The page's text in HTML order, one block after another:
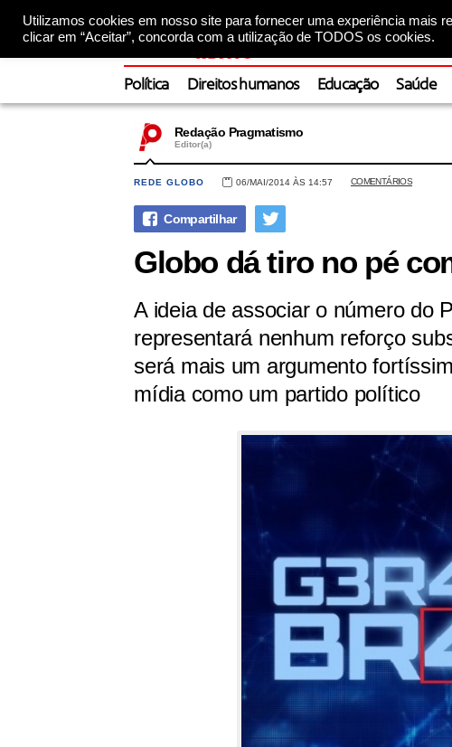
Utilizamos cookies em nosso site para fornecer uma experiência mais
clicar em “Aceitar”, concorda com a utilização de TODOS os cookies.
Política Direitos humanos Educação Saúde
Redação Pragmatismo
Editor(a)
REDE GLOBO 06/MAI/2014 ÀS 14:57 COMENTÁRIOS
Globo dá tiro no pé
A ideia de associar o número do
representará nenhum reforço
será mais um argumento
mídia como um partido político